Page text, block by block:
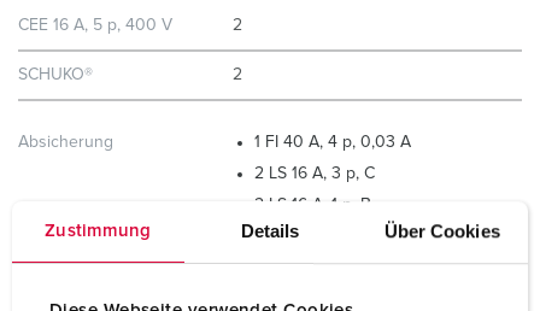
Zustimmung Details Über Cookies
CEE 16 A, 5 p, 400 V 2
SCHUKO® 2
Absicherung
1 FI 40 A, 4 p, 0,03 A
2 LS 16 A, 3 p, C
2 LS 16 A, 1 p, B
Vorsicherung max. 40 A